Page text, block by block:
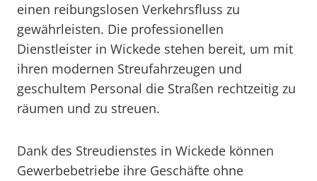
einen reibungslosen Verkehrsfluss zu
gewährleisten. Die professionellen
Dienstleister in Wickede stehen bereit, um mit
ihren modernen Streufahrzeugen und
geschultem Personal die Straßen rechtzeitig zu
räumen und zu streuen.
Dank des Streudienstes in Wickede können
Gewerbebetriebe ihre Geschäfte ohne